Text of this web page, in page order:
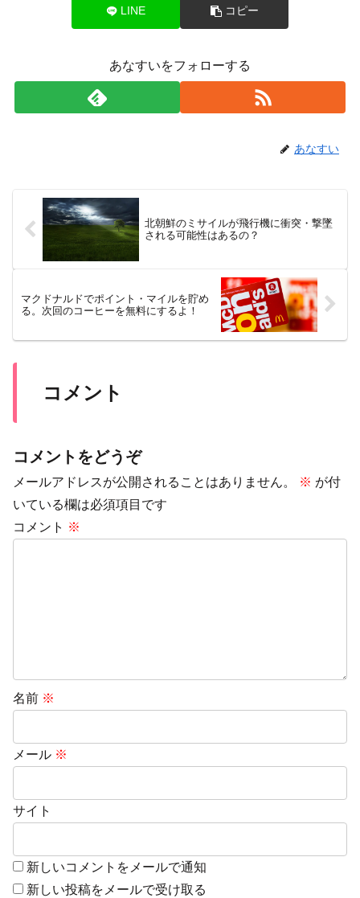
LINE コピー
あなすいをフォローする
あなすい
北朝鮮のミサイルが飛行機に衝突・撃墜
される可能性はあるの？
マクドナルドでポイント・マイルを貯め
る。次回のコーヒーを無料にするよ！
コメント
コメントをどうぞ
メールアドレスが公開されることはありません。 ※ が付
いている欄は必須項目です
コメント ※
名前 ※
メール ※
サイト
新しいコメントをメールで通知
新しい投稿をメールで受け取る